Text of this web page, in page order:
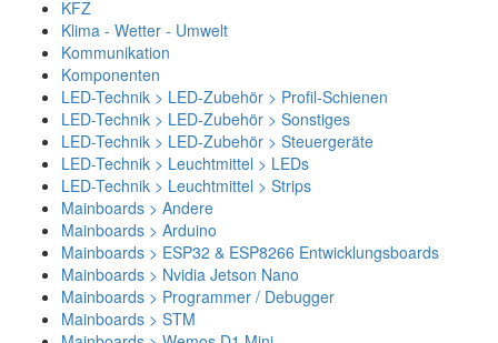
KFZ
Klima - Wetter - Umwelt
Kommunikation
Komponenten
LED-Technik > LED-Zubehör > Profil-Schienen
LED-Technik > LED-Zubehör > Sonstiges
LED-Technik > LED-Zubehör > Steuergeräte
LED-Technik > Leuchtmittel > LEDs
LED-Technik > Leuchtmittel > Strips
Mainboards > Andere
Mainboards > Arduino
Mainboards > ESP32 & ESP8266 Entwicklungsboards
Mainboards > Nvidia Jetson Nano
Mainboards > Programmer / Debugger
Mainboards > STM